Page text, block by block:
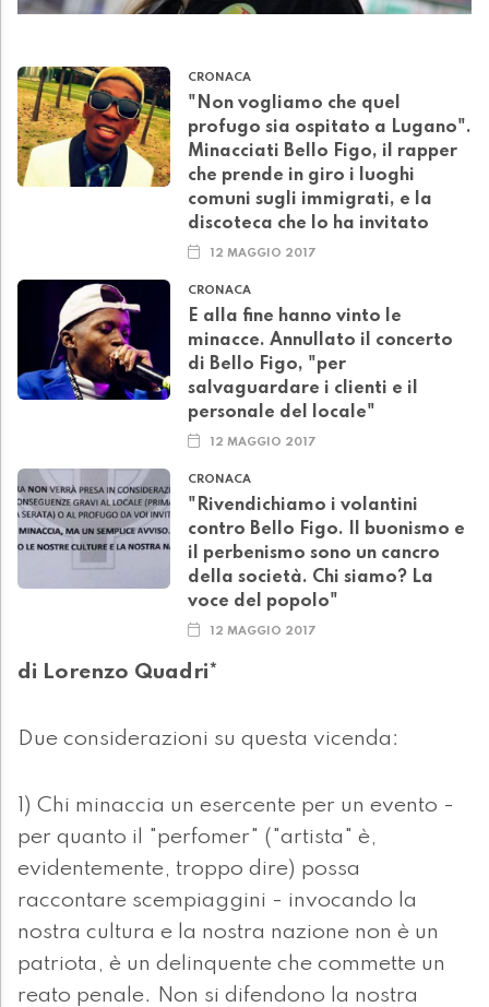
CRONACA
"Non vogliamo che quel
profugo sia ospitato a Lugano".
Minacciati Bello Figo, il rapper
che prende in giro i luoghi
comuni sugli immigrati, e la
discoteca che lo ha invitato
12 MAGGIO 2017
CRONACA
E alla fine hanno vinto le
minacce. Annullato il concerto
di Bello Figo, "per
salvaguardare i clienti e il
personale del locale"
12 MAGGIO 2017
CRONACA
"Rivendichiamo i volantini
contro Bello Figo. Il buonismo e
il perbenismo sono un cancro
della società. Chi siamo? La
voce del popolo"
12 MAGGIO 2017
di Lorenzo Quadri*
Due considerazioni su questa vicenda:
1) Chi minaccia un esercente per un evento -
per quanto il "perfomer" ("artista" è,
evidentemente, troppo dire) possa
raccontare scempiaggini - invocando la
nostra cultura e la nostra nazione non è un
patriota, è un delinquente che commette un
reato penale. Non si difendono la nostra